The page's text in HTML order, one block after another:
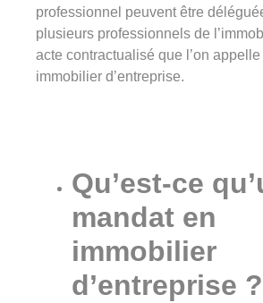
Découvrir Avinim
Ensemble en confiance
03 29 22 30 00
professionnel peuvent être
plusieurs professionnels de
acte contractualisé que l’on
immobilier d’entreprise.
Qu’est-ce
mandat en
immobilier
d’entreprise ?